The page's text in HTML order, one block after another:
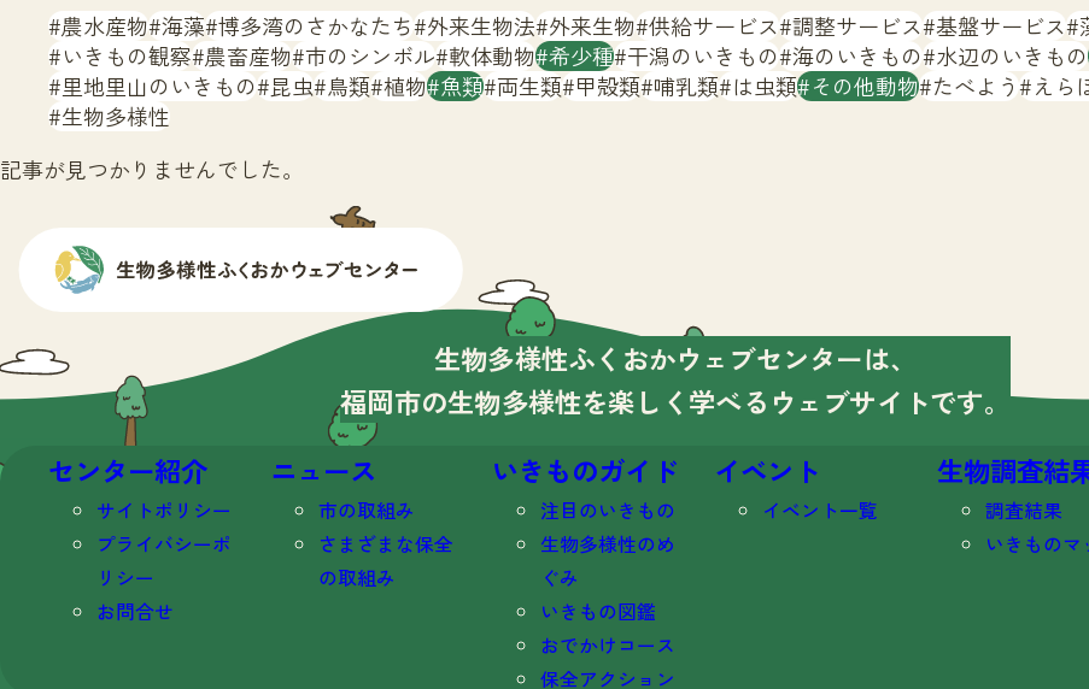
農水産物 海藻 博多湾のさかなたち 外来生物法 外来生物 供給サービス 調整サービス 基盤サービス
いきもの観察 農畜産物 市のシンボル 軟体動物 希少種 干潟のいきもの 海のいきもの 水辺のいきもの
里地里山のいきもの 昆虫 鳥類 植物 魚類 両生類 甲殻類 哺乳類 は虫類 その他動物 たべよう えら
生物多様性
記事が見つかりませんでした。
生物多様性ふくおかウェブセンターは、
福岡市の生物多様性を楽しく学べる ウェブサイトです。
センター紹介
サイトポリシー
プライバシーポ
リシー
お問合せ
ニュース
市の取組み
さまざまな保全
の取組み
いきものガイド
注目のいきもの
生物多様性のめ
ぐみ
いきもの図鑑
おでかけコース
保全アクション
イベント
イベント一覧
生物調査結
調査結果
いきものマ